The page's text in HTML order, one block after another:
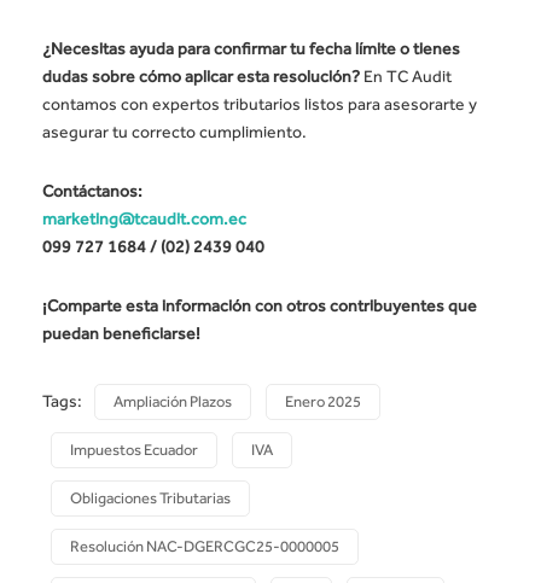
¿Necesitas ayuda para confirmar tu fecha límite o tienes
dudas sobre cómo aplicar esta resolución? En TC Audit
contamos con expertos tributarios listos para asesorarte y
asegurar tu correcto cumplimiento.
Contáctanos:
marketing@tcaudit.com.ec
099 727 1684 / (02) 2439 040
¡Comparte esta información con otros contribuyentes que
puedan beneficiarse!
Tags: Ampliación Plazos Enero 2025
Impuestos Ecuador IVA
Obligaciones Tributarias
Resolución NAC-DGERCGC25-0000005